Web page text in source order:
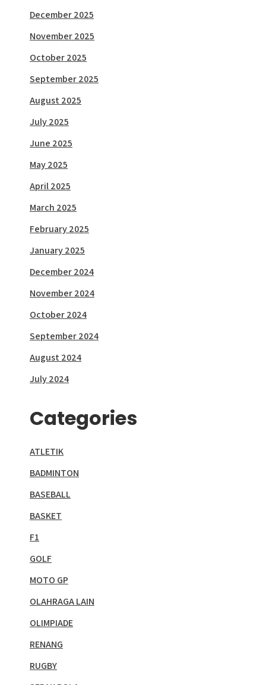
December 2025
November 2025
October 2025
September 2025
August 2025
July 2025
June 2025
May 2025
April 2025
March 2025
February 2025
January 2025
December 2024
November 2024
October 2024
September 2024
August 2024
July 2024
Categories
ATLETIK
BADMINTON
BASEBALL
BASKET
F1
GOLF
MOTO GP
OLAHRAGA LAIN
OLIMPIADE
RENANG
RUGBY